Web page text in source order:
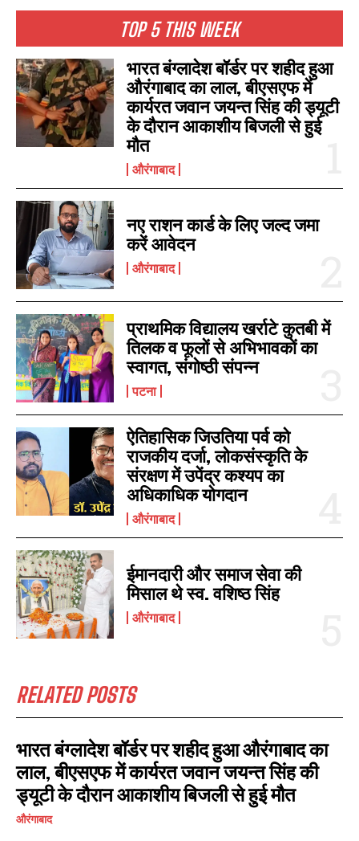
I WANT IN
TOP 5 THIS WEEK
भारत बंग्लादेश बॉर्डर पर शहीद हुआ
औरंगाबाद का लाल, बीएसएफ में
कार्यरत जवान जयन्त सिंह की ड्यूटी
के दौरान आकाशीय बिजली से हुई
मौत
औरंगाबाद
नए राशन कार्ड के लिए जल्द जमा
करें आवेदन
औरंगाबाद
प्राथमिक विद्यालय खर्राटे कुतबी में
तिलक व फूलों से अभिभावकों का
स्वागत, संगोष्ठी संपन्न
पटना
ऐतिहासिक जिउतिया पर्व को
राजकीय दर्जा, लोकसंस्कृति के
संरक्षण में उपेंद्र कश्यप का
अधिकाधिक योगदान
औरंगाबाद
ईमानदारी और समाज सेवा की
मिसाल थे स्व. वशिष्ठ सिंह
औरंगाबाद
RELATED POSTS
भारत बंग्लादेश बॉर्डर पर शहीद हुआ औरंगाबाद का
लाल, बीएसएफ में कार्यरत जवान जयन्त सिंह की
ड्यूटी के दौरान आकाशीय बिजली से हुई मौत
औरंगाबाद